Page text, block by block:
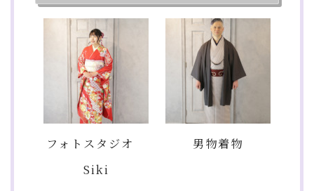
フォトスタジオ
Siki
男物着物